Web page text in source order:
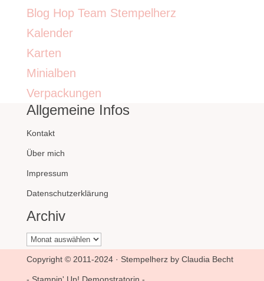
Blog Hop Team Stempelherz
Kalender
Karten
Minialben
Verpackungen
Allgemeine Infos
Kontakt
Über mich
Impressum
Datenschutzerklärung
Archiv
Archiv
Copyright © 2011-2024 · Stempelherz by Claudia Becht